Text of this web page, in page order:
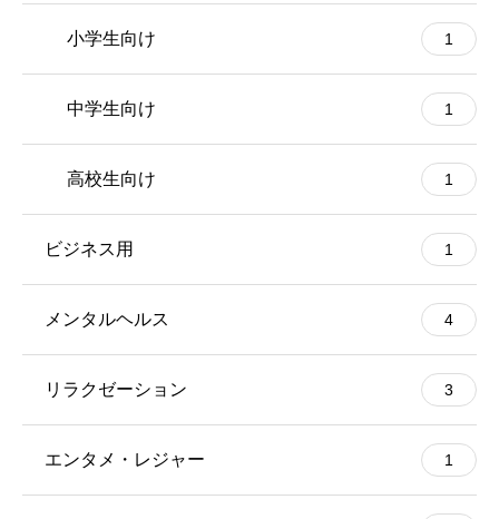
小学生向け 1
中学生向け 1
高校生向け 1
ビジネス用 1
メンタルヘルス 4
リラクゼーション 3
エンタメ・レジャー 1